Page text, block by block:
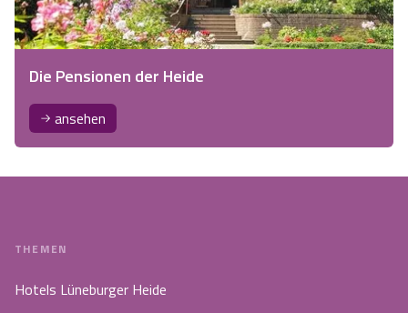
Die Pensionen der Heide
ansehen
THEMEN
Hotels Lüneburger Heide